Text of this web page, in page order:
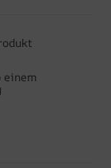
einem